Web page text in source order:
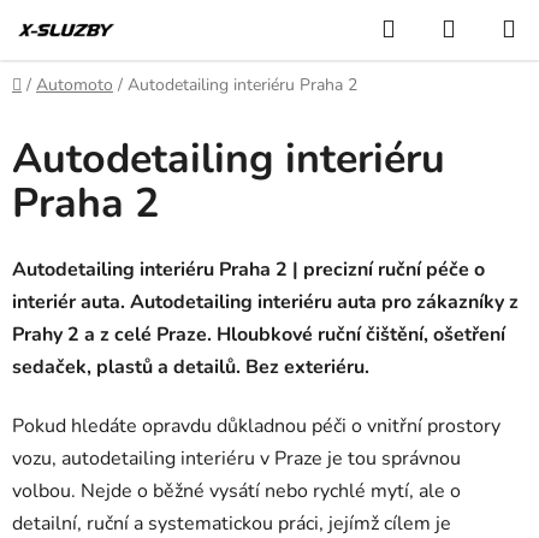
na
obsah
Hledat
KOŠÍK
Domů
/ Automoto / Autodetailing interiéru Praha 2
Autodetailing interiéru
Praha 2
Autodetailing interiéru Praha 2 | precizní ruční péče o
interiér auta. Autodetailing interiéru auta pro zákazníky z
Prahy 2 a z celé Praze. Hloubkové ruční čištění, ošetření
sedaček, plastů a detailů. Bez exteriéru.
Pokud hledáte opravdu důkladnou péči o vnitřní prostory
vozu, autodetailing interiéru v Praze je tou správnou
volbou. Nejde o běžné vysátí nebo rychlé mytí, ale o
detailní, ruční a systematickou práci, jejímž cílem je